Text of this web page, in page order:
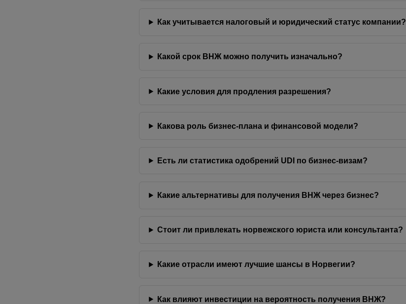
Как учитывается налоговый и юридический статус компании?
Какой срок ВНЖ можно получить изначально?
Какие условия для продления разрешения?
Какова роль бизнес‑плана и финансовой модели?
Есть ли статистика одобрений UDI по бизнес‑визам?
Какие альтернативы для получения ВНЖ через бизнес?
Стоит ли привлекать норвежского юриста или консультанта?
Какие отрасли имеют лучшие шансы в Норвегии?
Как влияют инвестиции на вероятность получения ВНЖ?